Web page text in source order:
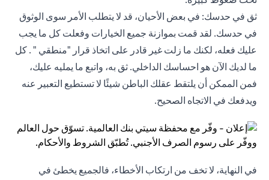
ثق في حدسك: في بعض الأحيان، قد لا يتطلب الأمر سوى الوثوق
في حدسك. لقد قمت بموازنة جميع الخيارات وفعلت كل ما يجب
عليك فعله، لكنك ما زلت غير قادر على اتخاذ قرار "منطقي " . كل
ما لديك الآن هو احساسك الداخلي. ثق به، واتبع ما يمليه عليك،
فمن الممكن أن يلتقط عقلك الباطن شيئًا لا تستطيع التعبير عنه
ويدفعك في الاتجاه الصحيح.
في النهاية، لا تخف من ارتكاب الأخطاء، فالجميع يخطئ في